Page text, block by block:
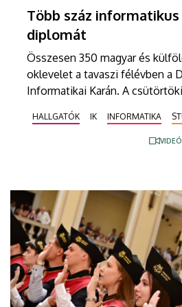
Több száz
diplomát
Összesen 350 magyar és
oklevelet a tavaszi félévben a
Informatikai Karán. A
ünnepségen Hajdu András
hogy a kihívásokkal teli és a
intelligencia által formálódó
rendelkeznek.
HALLGATÓK IK INFORMATIKA